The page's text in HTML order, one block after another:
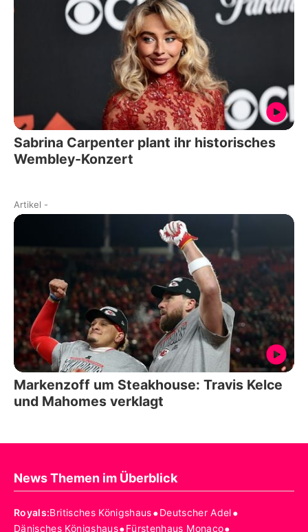
Sabrina Carpenter plant ihr historisches
Wembley-Konzert
Artikel -
Markenzoff um Steakhouse: Travis Kelce
und Mahomes verklagt
News Themen im Überblick
Royals:Britisches Königshaus•Deutscher Adel•
Dänisches Königshaus Fürstenhaus Monaco